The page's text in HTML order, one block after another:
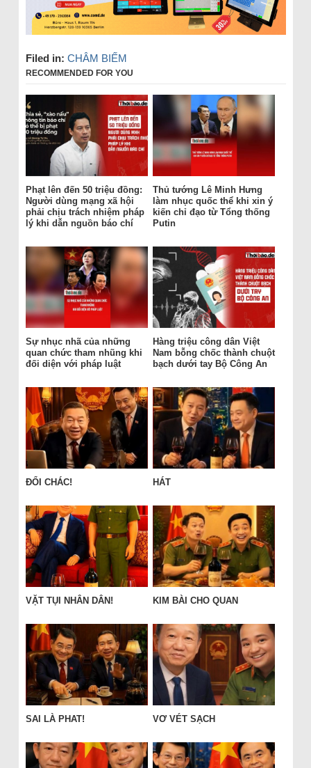
Filed in: CHÂM BIẾM
RECOMMENDED FOR YOU
Phạt lên đến 50 triệu đồng:
Người dùng mạng xã hội
phải chịu trách nhiệm pháp
lý khi dẫn nguồn báo chí
Thủ tướng Lê Minh Hưng
làm nhục quốc thể khi xin ý
kiến chỉ đạo từ Tổng thống
Putin
Sự nhục nhã của những
quan chức tham nhũng khi
đối diện với pháp luật
Hàng triệu công dân Việt
Nam bỗng chốc thành chuột
bạch dưới tay Bộ Công An
ĐỔI CHÁC! HÁT
VẶT TỤI NHÂN DÂN! KIM BÀI CHO QUAN
SAI LÀ PHAT! VƠ VÉT SẠCH